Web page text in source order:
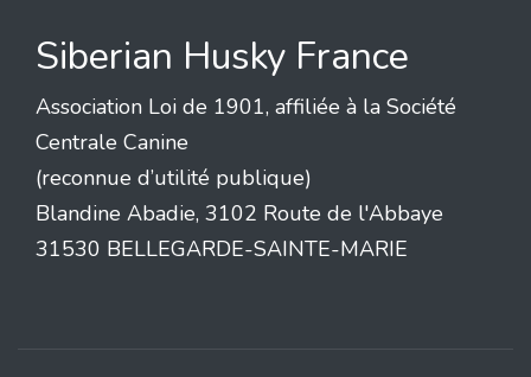
Siberian Husky France
Association Loi de 1901, affiliée à la Société
Centrale Canine
(reconnue d’utilité publique)
Blandine Abadie, 3102 Route de l'Abbaye
31530 BELLEGARDE-SAINTE-MARIE